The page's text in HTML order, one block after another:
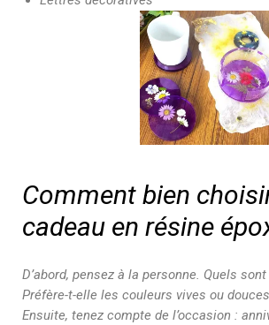
Comment bien
cadeau en résine
D’abord, pensez à la personne. Quels
Préfère-t-elle les couleurs vives ou
Ensuite, tenez compte de l’occasion :